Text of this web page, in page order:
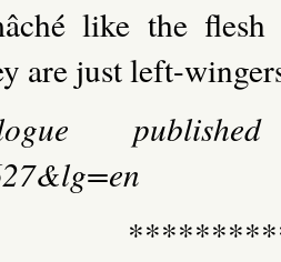
like the
are just left-
published